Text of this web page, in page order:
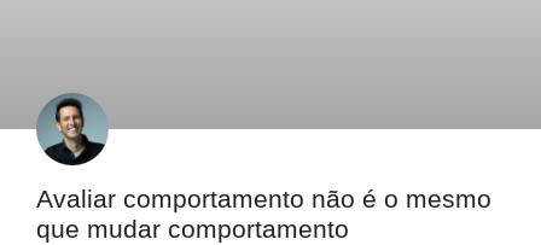
Avaliar comportamento não é o mesmo
que mudar comportamento